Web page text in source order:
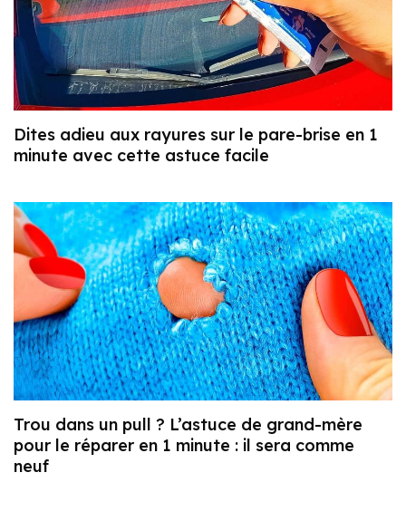
Dites adieu aux rayures sur le pare-brise en 1
minute avec cette astuce facile
Trou dans un pull ? L’astuce de grand-mère
pour le réparer en 1 minute : il sera comme
neuf